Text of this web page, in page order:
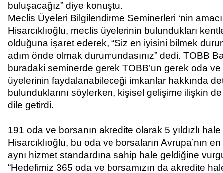
buluşacağız” diye konuştu.
Meclis Üyeleri Bilgilendirme Seminerleri ‘nin
Hisarcıklıoğlu, meclis üyelerinin bulundukları
olduğuna işaret ederek, “Siz en iyisini bilmek
adım önde olmak durumundasınız” dedi. TOBB
buradaki seminerde gerek TOBB’un gerek oda
üyelerinin faydalanabileceği imkanlar hakkında
bulunduklarını söylerken, kişisel gelişime ilişkin de
dile getirdi.
191 oda ve borsanın akredite olarak 5 yıldızlı
Hisarcıklıoğlu, bu oda ve borsaların Avrupa’nın
aynı hizmet standardına sahip hale geldiğine
“Hedefimiz 365 oda ve borsamızın da akredite